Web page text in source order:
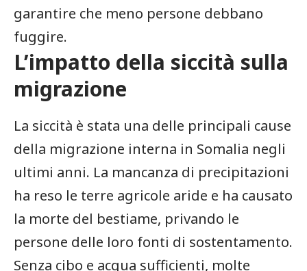
garantire che meno persone debbano⁢
fuggire.
L’impatto della siccità sulla
migrazione
La siccità è stata una⁣ delle principali cause
⁣della migrazione interna ⁣in Somalia negli
ultimi anni. La mancanza di precipitazioni
ha reso le terre agricole aride e ha causato
la morte del bestiame, privando le
persone delle ⁣loro fonti ⁢di sostentamento.
Senza cibo e acqua sufficienti, molte